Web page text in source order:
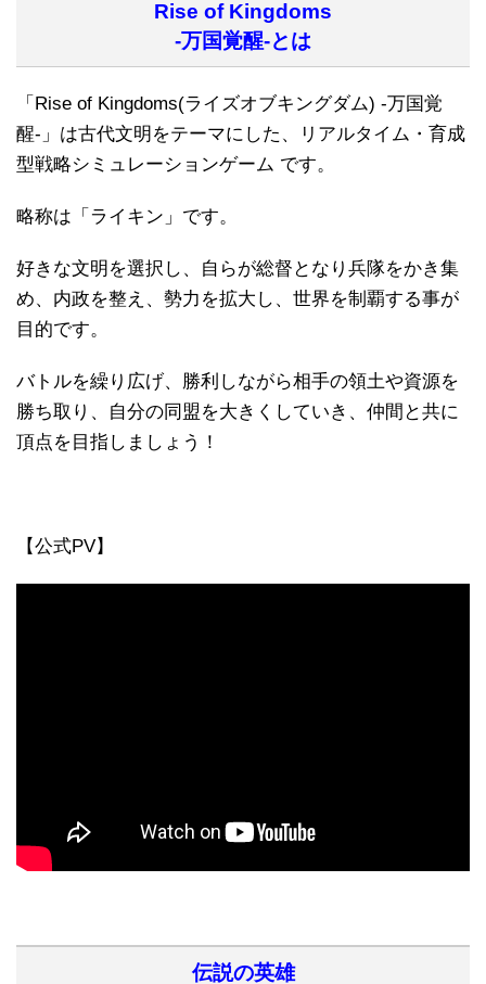
Rise of Kingdoms
-万国覚醒-とは
「Rise of Kingdoms(ライズオブキングダム) -万国覚
醒-」は古代文明をテーマにした、リアルタイム・育成
型戦略シミュレーションゲーム です。
略称は「ライキン」です。
好きな文明を選択し、自らが総督となり兵隊をかき集
め、内政を整え、勢力を拡大し、世界を制覇する事が
目的です。
バトルを繰り広げ、勝利しながら相手の領土や資源を
勝ち取り、自分の同盟を大きくしていき、仲間と共に
頂点を目指しましょう！
【公式PV】
伝説の英雄